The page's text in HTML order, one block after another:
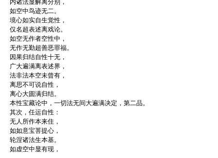
内诸法显解离分别，
如空中鸟迹无二。
境心如实自生觉性，
仅名超表述离戏论。
如空无作者空性中，
无作无勤超善恶罪福。
因果归结自性十无，
广大遍满离表述界，
法非法本空未曾有，
离思不可说自性，
离心大圆满归结。
本性宝藏论中，一切法无间大遍满决定，第二品。
其次，任运自性：
无人所作本来住，
如如意宝菩提心，
轮涅诸法生本基。
如虚空中显有现，